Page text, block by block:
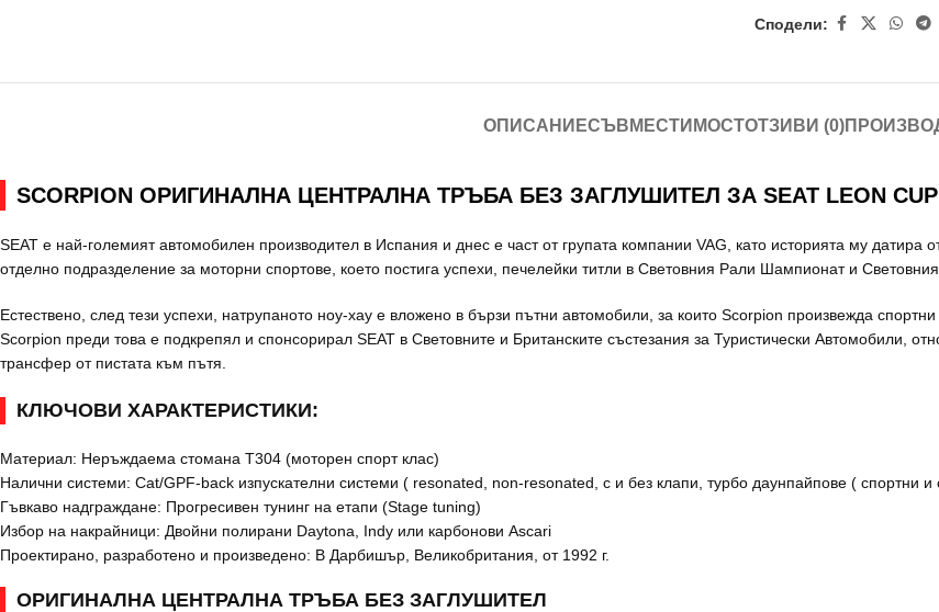
Сподели:
ОПИСАНИЕСЪВМЕСТИМОСТОТЗИВИ (0)
SCORPION ОРИГИНАЛНА ЦЕНТРАЛНА ТРЪБА БЕЗ ЗАГЛУШИТЕЛ ЗА SEAT LEON
SEAT е най-големият автомобилен производител в Испания и днес е част от групата компании VAG, като историята му датира
отделно подразделение за моторни спортове, което постига успехи, печелейки титли в Световния Рали Шампионат и
Естествено, след тези успехи, натрупаното ноу-хау е вложено в бързи пътни автомобили, за които Scorpion произвежда
Scorpion преди това е подкрепял и спонсорирал SEAT в Световните и Британските състезания за Туристически Автомобили,
трансфер от пистата към пътя.
КЛЮЧОВИ ХАРАКТЕРИСТИКИ:
Материал: Неръждаема стомана T304 (моторен спорт клас)
Налични системи: Cat/GPF-back изпускателни системи ( resonated, non-resonated, с и без клапи, турбо даунпайпове ( спортни
Гъвкаво надграждане: Прогресивен тунинг на етапи (Stage tuning)
Избор на накрайници: Двойни полирани Daytona, Indy или карбонови Ascari
Проектирано, разработено и произведено: В Дарбишър, Великобритания, от 1992 г.
ОРИГИНАЛНА ЦЕНТРАЛНА ТРЪБА БЕЗ ЗАГЛУШИТЕЛ